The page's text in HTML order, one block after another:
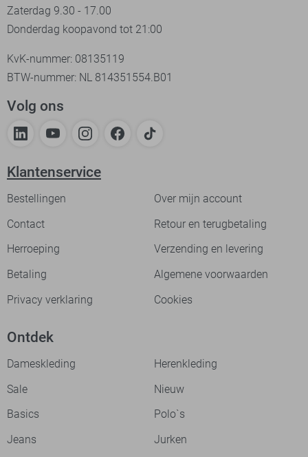
Zaterdag 9.30 - 17.00
Donderdag koopavond tot 21:00
KvK-nummer: 08135119
BTW-nummer: NL 814351554.B01
Volg ons
Klantenservice
Bestellingen
Over mijn account
Contact
Retour en terugbetaling
Herroeping
Verzending en levering
Betaling
Algemene voorwaarden
Privacy verklaring
Cookies
Ontdek
Dameskleding
Herenkleding
Sale
Nieuw
Basics
Polo`s
Jeans
Jurken